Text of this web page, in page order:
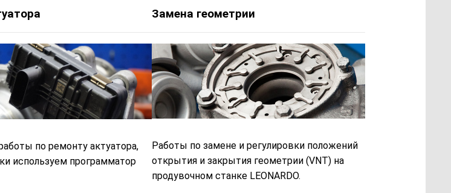
по ремонту актуатора,
используем программатор
Замена геометрии
Работы по замене и регулировки положений
открытия и закрытия геометрии (VNT) на
продувочном станке LEONARDO.